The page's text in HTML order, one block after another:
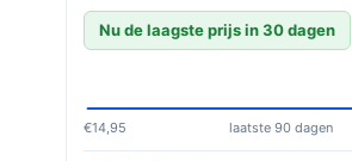
Nu de laagste prijs in 30 dagen
€14,95 laatste 90 dagen